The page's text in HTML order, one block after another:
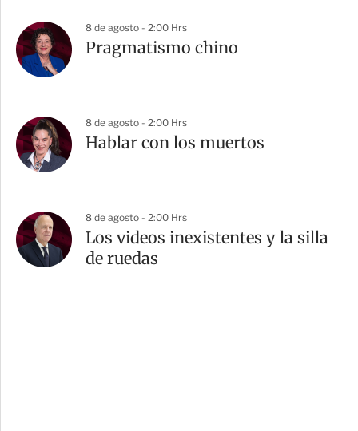
8 de agosto - 2:00 Hrs
Pragmatismo chino
8 de agosto - 2:00 Hrs
Hablar con los muertos
8 de agosto - 2:00 Hrs
Los videos inexistentes y la silla
de ruedas